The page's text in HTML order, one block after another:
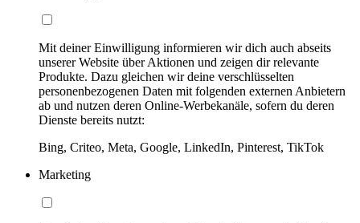
Mit deiner Einwilligung informieren wir dich auch abseits
unserer Website über Aktionen und zeigen dir relevante
Produkte. Dazu gleichen wir deine verschlüsselten
personenbezogenen Daten mit folgenden externen Anbietern
ab und nutzen deren Online-Werbekanäle, sofern du deren
Dienste bereits nutzt:
Bing, Criteo, Meta, Google, LinkedIn, Pinterest, TikTok
Marketing